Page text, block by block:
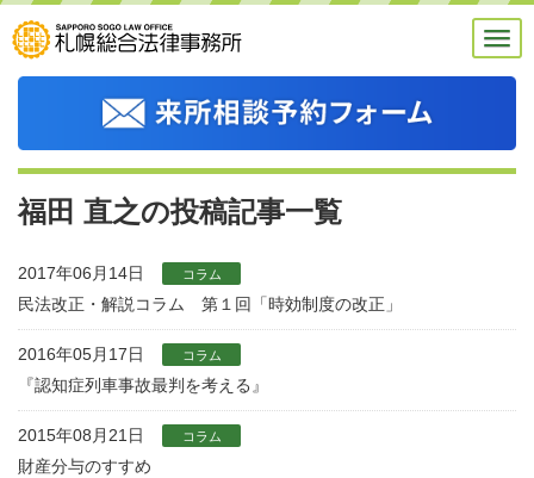
福田 直之の投稿記事一覧
2017年06月14日 コラム
民法改正・解説コラム 第１回「時効制度の改正」
2016年05月17日 コラム
『認知症列車事故最判を考える』
2015年08月21日 コラム
財産分与のすすめ